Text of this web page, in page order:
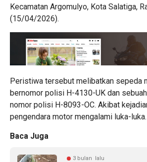
Kecamatan Argomulyo, Kota Salatiga,
(15/04/2026).
Peristiwa tersebut melibatkan sepeda
bernomor polisi H-4130-UK dan
nomor polisi H-8093-OC. Akibat
pengendara motor mengalami luka-luka.
Baca Juga
3 bulan lalu